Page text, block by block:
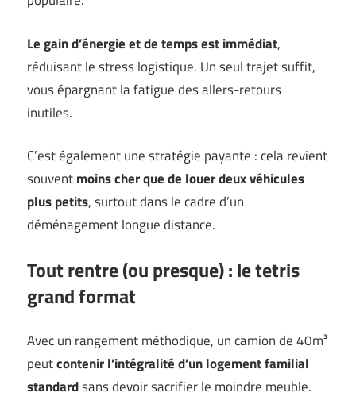
Le gain d’énergie et de temps est immédiat,
réduisant le stress logistique. Un seul trajet suffit,
vous épargnant la fatigue des allers-retours
inutiles.
C’est également une stratégie payante : cela revient
souventmoins cher que de louer deux véhicules
plus petits, surtout dans le cadre d’un
déménagement longue distance.
Tout rentre (ou presque) : le tetris
grand format
Avec un rangement méthodique, un camion de 40m³
peutcontenir l’intégralité d’un logement familial
standardsans devoir sacrifier le moindre meuble.